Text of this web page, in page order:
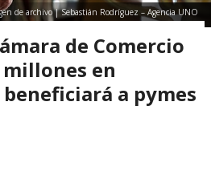
de archivo | Sebastián Rodríguez – Agencia UNO
de Comercio
en
a pymes